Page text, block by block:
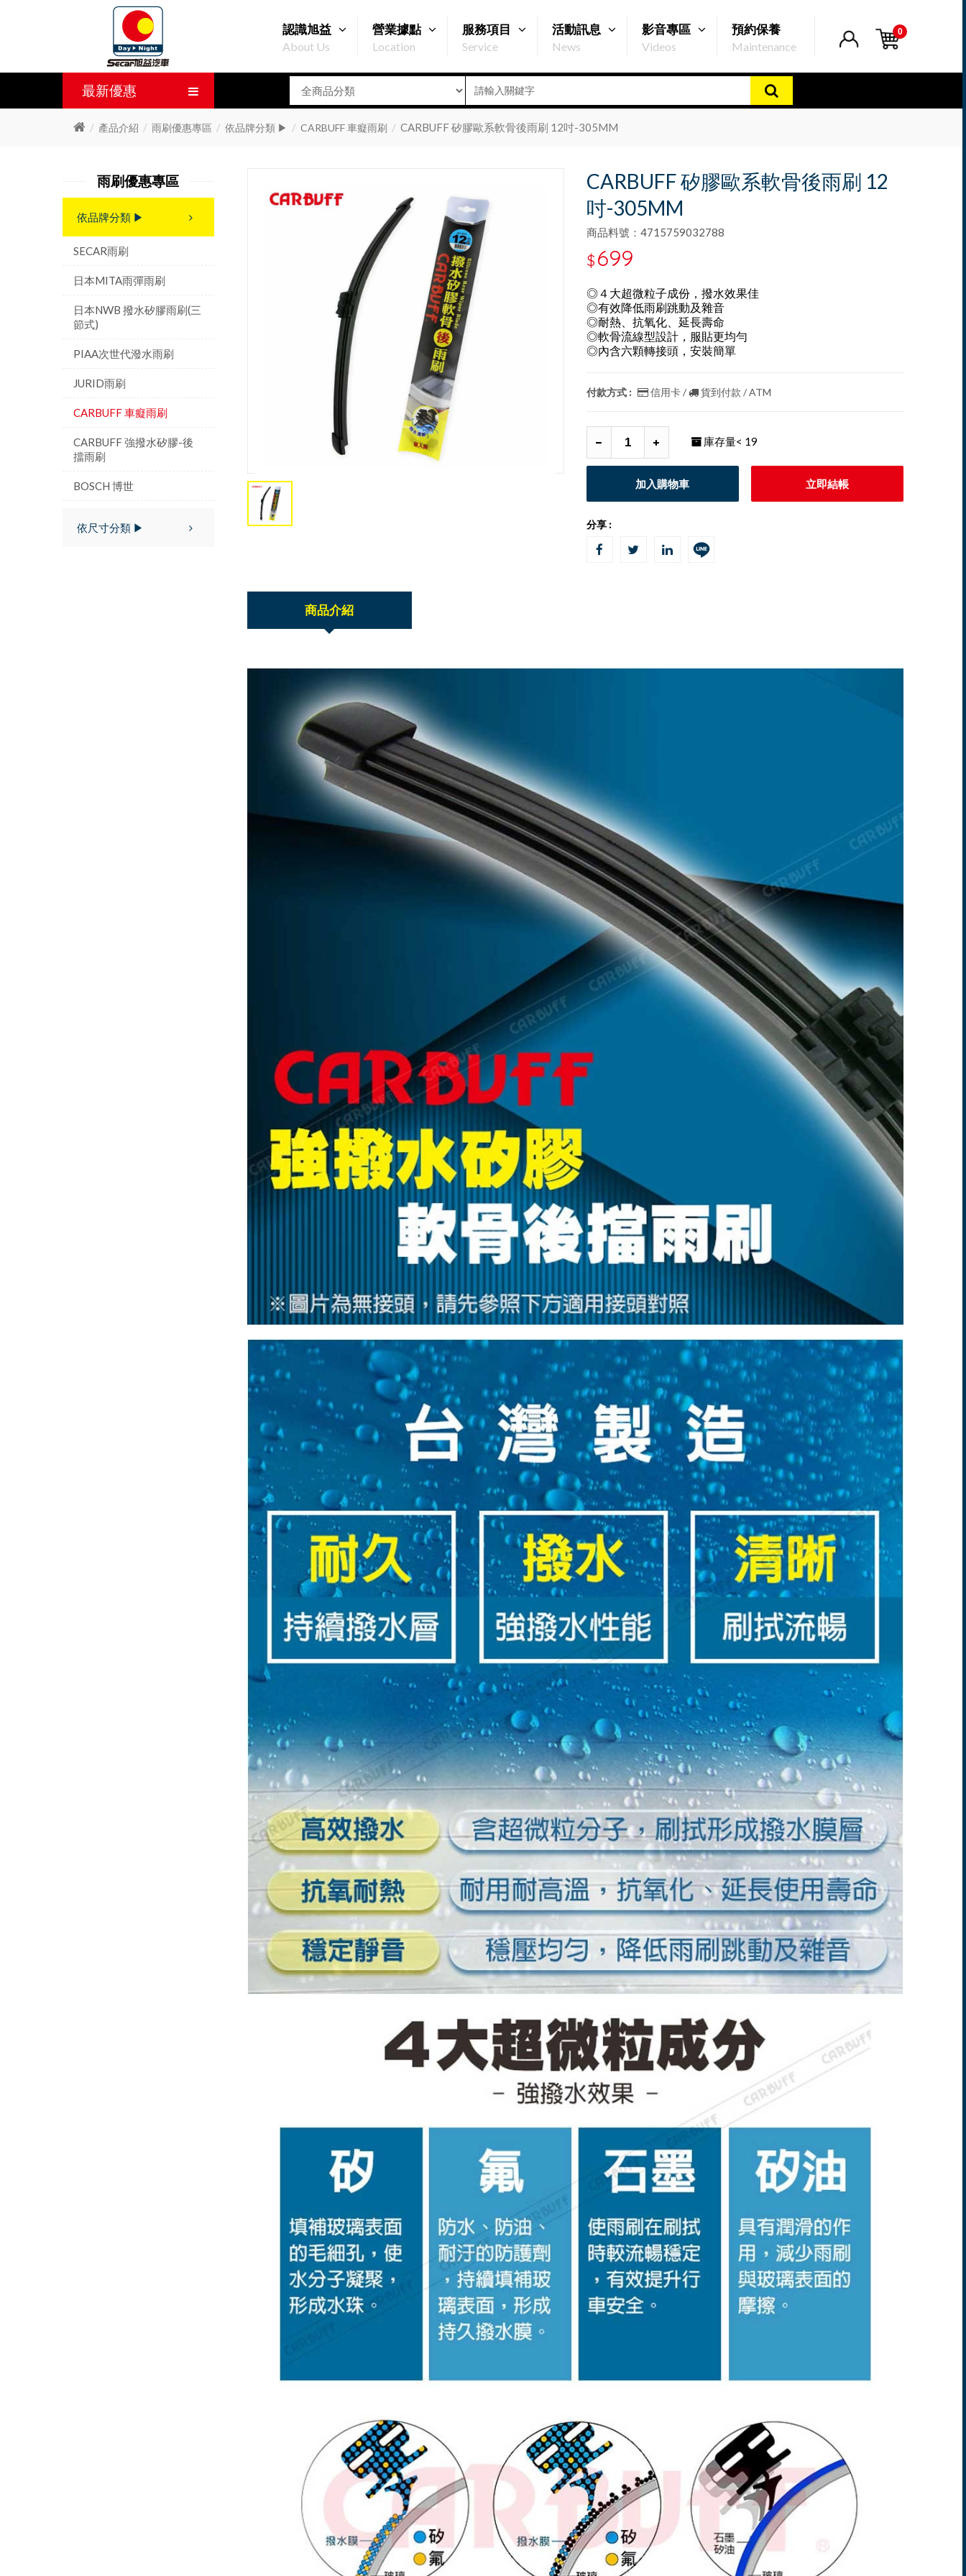
0
認識旭益
About Us
營業據點
Location
服務項目
Service
活動訊息
News
影音專區
Videos
預約保養
Maintenance
最新優惠
產品介紹 雨刷優惠專區 依品牌分類 ▶ CARBUFF 車癡雨刷 CARBUFF 矽膠歐系軟骨後雨刷 12吋-305MM
CARBUFF 矽膠歐系軟骨後雨刷 12
吋-305MM
商品料號：4715759032788
$699
◎４大超微粒子成份，撥水效果佳
◎有效降低雨刷跳動及雜音
◎耐熱、抗氧化、延長壽命
◎軟骨流線型設計，服貼更均勻
◎內含六顆轉接頭，安裝簡單
付款方式 : 信用卡 / 貨到付款 / ATM
庫存量< 19
加入購物車 立即結帳
分享 :
商品介紹
雨刷優惠專區
依品牌分類 ▶
SECAR雨刷
日本MITA雨彈雨刷
日本NWB 撥水矽膠雨刷(三
節式)
PIAA次世代潑水雨刷
JURID雨刷
CARBUFF 車癡雨刷
CARBUFF 強撥水矽膠-後
擋雨刷
BOSCH 博世
依尺寸分類 ▶